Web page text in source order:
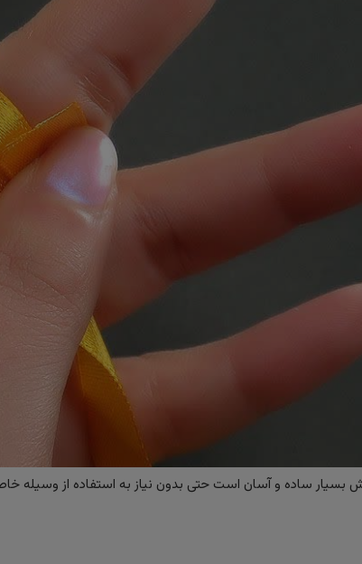
بسیار ساده و آسان است حتی بدون نیاز به استفاده از وسیله